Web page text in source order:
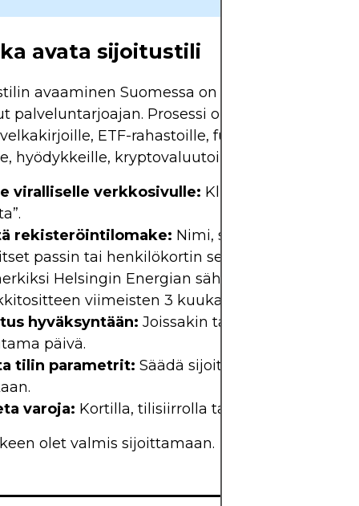
avata sijoitustili
avaaminen Suomessa on helppoa, kun olet
palveluntarjoajan. Prosessi on sama osakkeille,
ETF-rahastoille, futuureille,
hyödykkeille, kryptovaluutoille ja kiinteistöille.
viralliselle verkkosivulle: Klikkaa “Avaa tili” tai
rekisteröintilomake: Nimi, sähköposti,
passin tai henkilökortin sekä
Helsingin Energian sähkölaskun
viimeisten 3 kuukauden ajalta.
hyväksyntään: Joissakin tapauksissa heti,
päivä.
tilin parametrit: Säädä sijoitusasetukset
varoja: Kortilla, tilisiirrolla tai e-lompakolla.
olet valmis sijoittamaan.